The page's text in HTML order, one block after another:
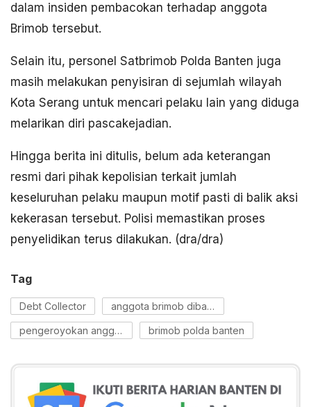
dalam insiden pembacokan terhadap anggota
Brimob tersebut.
Selain itu, personel Satbrimob Polda Banten juga
masih melakukan penyisiran di sejumlah wilayah
Kota Serang untuk mencari pelaku lain yang diduga
melarikan diri pascakejadian.
Hingga berita ini ditulis, belum ada keterangan
resmi dari pihak kepolisian terkait jumlah
keseluruhan pelaku maupun motif pasti di balik aksi
kekerasan tersebut. Polisi memastikan proses
penyelidikan terus dilakukan. (dra/dra)
Tag
Debt Collector anggota brimob dibacok
pengeroyokan anggota brimob brimob polda banten